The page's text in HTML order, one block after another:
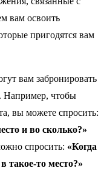
вам освоить
пригодятся вам
вам забронировать
Например, чтобы
вы можете спросить:
и во сколько?»
спросить: «Когда
такое-то место?»